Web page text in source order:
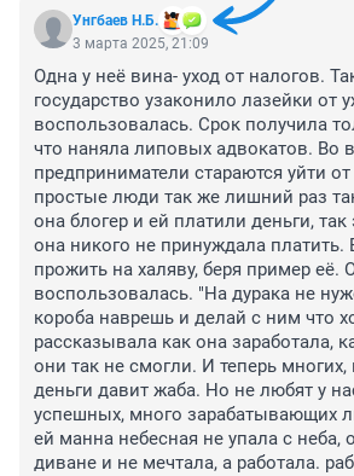
Унгбаев Н.Б.
3 марта 2025, 21:09
Одна у неё вина- уход от налогов.
государство узаконило лазейки от
воспользовалась. Срок получила
что наняла липовых адвокатов. Во
предприниматели стараются уйти
простые люди так же лишний раз
она блогер и ей платили деньги, так
она никого не принуждала платить.
прожить на халяву, беря пример её.
воспользовалась. "На дурака не
короба наврешь и делай с ним что
рассказывала как она заработала,
они так не смогли. И теперь многих,
деньги давит жаба. Но не любят у
успешных, много зарабатывающих
ей манна небесная не упала с неба,
диване и не мечтала, а работала.